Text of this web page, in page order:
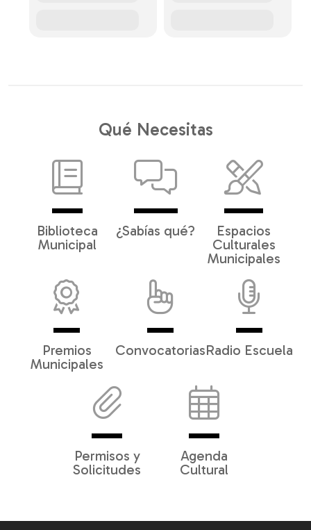
Qué Necesitas
Biblioteca
Municipal
¿Sabías qué?
Espacios
Culturales
Municipales
Premios
Municipales
ConvocatoriasRadio Escuela
Permisos y
Solicitudes
Agenda
Cultural